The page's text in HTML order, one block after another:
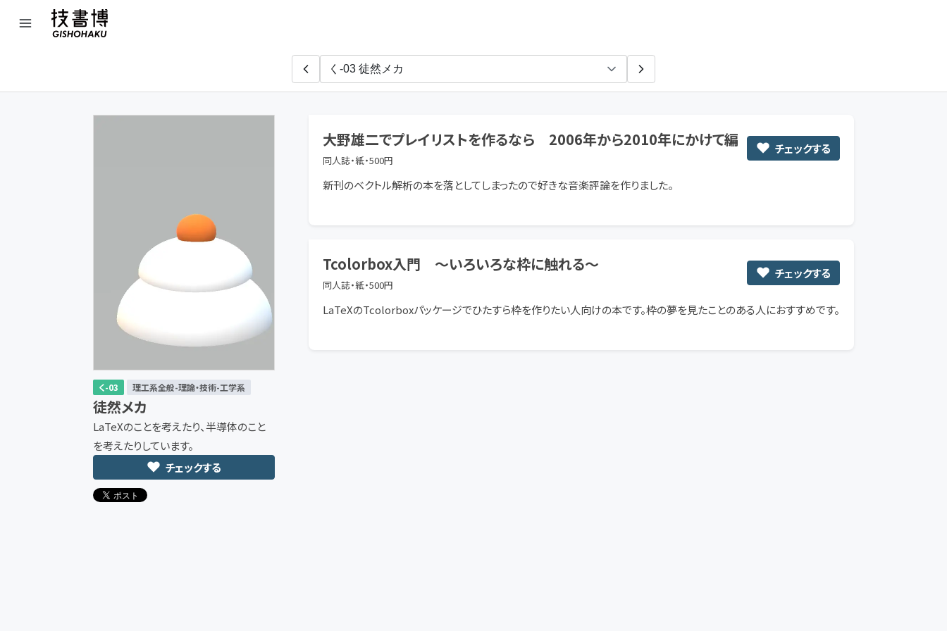
楽しい工学生活を送る会 ぱいなっぷるライスけーき
く-03 理工系全般-理論・技術-工学系
徒然メカ
LaTeXのことを考えたり、半導体のこと
を考えたりしています。
チェックする
大野雄二でプレイリストを作るなら 2006年から2010年にかけて編
同人誌・紙・500円
チェックする
新刊のベクトル解析の本を落としてしまったので好きな音楽評論を作りました。
Tcolorbox入門 ～いろいろな枠に触れる～
同人誌・紙・500円
チェックする
LaTeXのTcolorboxパッケージでひたすら枠を作りたい人向けの本です。枠の夢を見たことのある人におすすめです。